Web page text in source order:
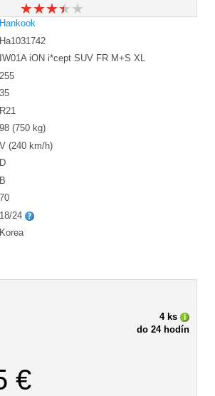
★★★★★
★★★★★
Hankook
Ha1031742
IW01A iON i*cept SUV FR M+S XL
255
35
R21
98 (750 kg)
V (240 km/h)
D
B
70
18/24
Korea
4 ks
do 24 hodín
€